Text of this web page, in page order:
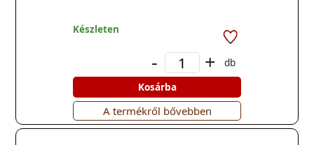
Készleten
- +
db
Kosárba
A termékről bővebben